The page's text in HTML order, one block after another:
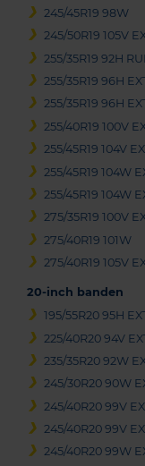
245/45R19 98W
245/50R19 105V
255/35R19 92H
255/35R19 96H
255/35R19 96H
255/40R19 100V
255/45R19 104V
255/45R19 104W
255/45R19 104W
275/35R19 100V
275/40R19 101W
275/40R19 105V
20-inch banden
195/55R20 95H
225/40R20 94V
235/35R20 92W
245/30R20 90W
245/40R20 99V
245/40R20 99V
245/40R20 99W